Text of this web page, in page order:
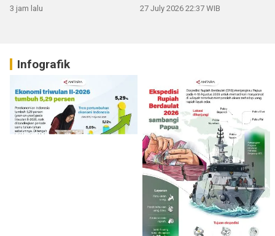
3 jam lalu 27 July 2026 22:37 WIB
Infografik